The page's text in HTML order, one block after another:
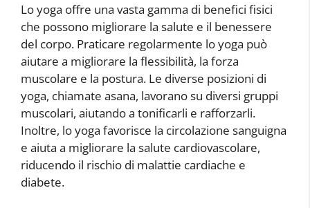
Lo yoga offre una vasta gamma di benefici fisici
che possono migliorare la salute e il benessere
del corpo. Praticare regolarmente lo yoga può
aiutare a migliorare la flessibilità, la forza
muscolare e la postura. Le diverse posizioni di
yoga, chiamate asana, lavorano su diversi gruppi
muscolari, aiutando a tonificarli e rafforzarli.
Inoltre, lo yoga favorisce la circolazione sanguigna
e aiuta a migliorare la salute cardiovascolare,
riducendo il rischio di malattie cardiache e
diabete.